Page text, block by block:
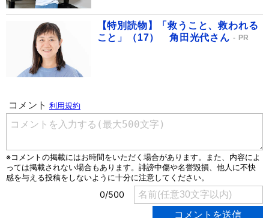
【特別読物】「救うこと、救われる
こと」（17） 角田光代さん
PR